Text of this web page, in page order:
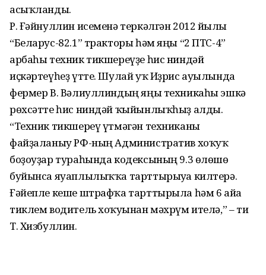
асыҡланды.
Р. Ғәйнуллин исеменә теркәлгән 2012 йылғы
“Беларус-82.1” тракторы һәм яңы “2 ПТС-4”
арбаһы техник тикшереүҙе һис ниндәй
иҫкәртеүһеҙ үтте. Шулай уҡ Иҙрис ауылында
фермер В. Вәлиуллиндың яңы техникаһы эшкә
рөхсәтте һис ниндәй ҡыйынлыҡһыҙ алды.
“Техник тикшереү үтмәгән техниканы
файҙаланыу РФ-ның Административ хоҡуҡ
боҙоуҙар тураһында кодексының 9.3 өлөшө
буйынса яуаплылыҡҡа тарттырыуға килтерә.
Ғәйепле кеше штрафҡа тарттырыла һәм 6 айға
тиклем водитель хоҡуғынан мәхрүм ителә,” – ти
Т. Хизбуллин.